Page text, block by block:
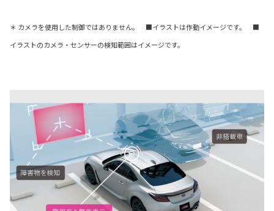
＊ カメラを使用した制御ではありません。 ■イラストは作動イメージです。 ■
イラストのカメラ・センサーの検知範囲はイメージです。